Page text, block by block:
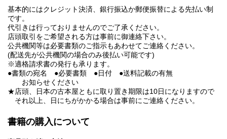
基本的にはクレジット決済、銀行振込か郵便振替による先払い制
です。
代引きは行っておりませんのでご了承ください。
店頭取引をご希望される方は事前に御連絡下さい。
公共機関等は必要書類のご指示もあわせてご連絡ください。
(配送先が公共機関の場合のみ後払い可能です)
※適格請求書の発行も承ります。
●書類の宛名 ●必要書類 ●日付 ●送料記載の有無
お知らせください
★店頭、日本の古本屋ともに取り置き期限は10日になりますので
それ以上、日にちがかかる場合は事前にご連絡ください。
書籍の購入について